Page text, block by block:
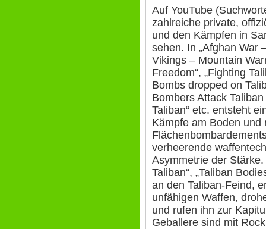
Auf YouTube
zahlreiche private,
und den Kämpfen in
sehen. In „Afghan War
Vikings – Mountain
Freedom“, „Fighting
Bombs dropped on
Bombers Attack
Taliban“ etc. entsteht
Kämpfe am Boden und
verheerende
Asymmetrie der Stärke.
Taliban“, „Taliban
an den Taliban-Feind,
unfähigen Waffen,
und rufen ihn zur
Geballere sind mit